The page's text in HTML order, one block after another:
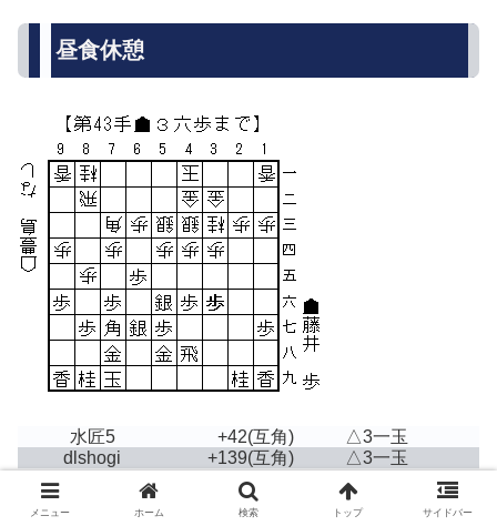
昼食休憩
水匠5 +42(互角)
△3一玉
dlshogi
+139(互角)
△3一玉
Bonanza
+23(互角) △3一玉
メニュー ホーム 検索 トップ サイドバー